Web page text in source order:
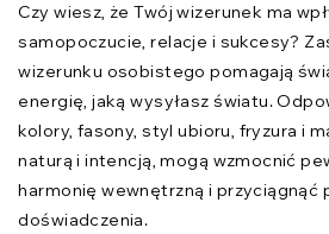
Czy wiesz, że Twój wizerunek ma
samopoczucie, relacje i sukcesy?
wizerunku osobistego pomagają
energię, jaką wysyłasz światu.
kolory, fasony, styl ubioru, fryzura i
naturą i intencją, mogą wzmocnić
harmonię wewnętrzną i przyciągnąć
doświadczenia.